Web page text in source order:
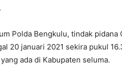
Polda Bengkulu, tindak pidana
20 januari 2021 sekira pukul
ada di Kabupaten seluma.